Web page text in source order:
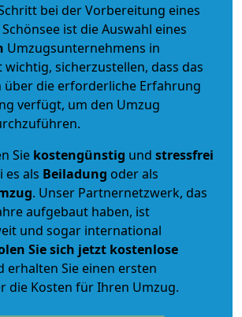
bei der Vorbereitung eines
ist die Auswahl eines
Umzugsunternehmens in
wichtig, sicherzustellen, dass das
über die erforderliche Erfahrung
verfügt, um den Umzug
Sie kostengünstig und stressfrei
es als Beiladung oder als
. Unser Partnernetzwerk, das
aufgebaut haben, ist
und sogar international
Sie sich jetzt kostenlose
erhalten Sie einen ersten
die Kosten für Ihren Umzug.